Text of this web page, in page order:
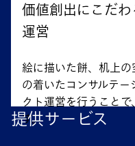
価値創出にこだ
運営
絵に描いた餅、机上
の着いたコンサルテ
クト運営を行うこと
す。
提供サービス